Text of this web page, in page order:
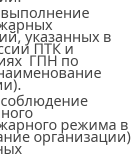
указанных в
ПТК и
ГПН по
).
режима в
организации)